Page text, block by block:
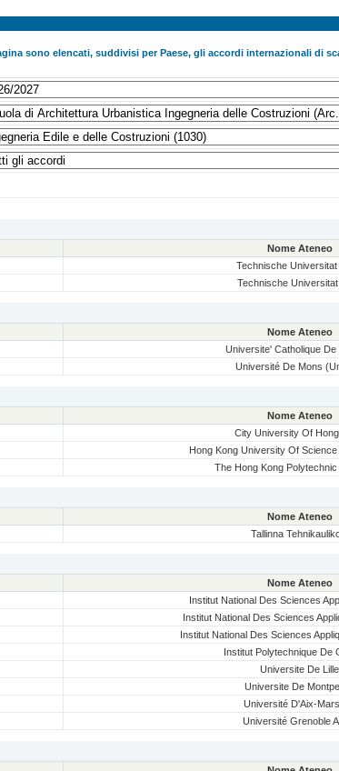
sono elencati, suddivisi per Paese, gli accordi internazionali di
Nome Ateneo
Technische
Technische
Nome Ateneo
Universite' Catholique De
Université De Mons
Nome Ateneo
City University Of
Hong Kong University Of
The Hong Kong
Nome Ateneo
Tallinna
Nome Ateneo
Institut National Des Sciences
Institut National Des Sciences
Institut National Des Sciences
Institut Polytechnique De
Universite De Lille
Universite De
Université D'Aix-
Université Grenoble